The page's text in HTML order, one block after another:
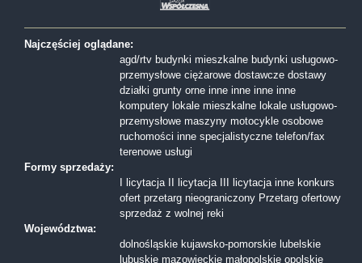
Najczęściej oglądane:
agd/rtv budynki mieszkalne budynki usługowo-
przemysłowe ciężarowe dostawcze dostawy
działki grunty orne inne inne inne inne
komputery lokale mieszkalne lokale usługowo-
przemysłowe maszyny motocykle osobowe
ruchomości inne specjalistyczne telefon/fax
terenowe usługi
Formy sprzedaży:
I licytacja
II licytacja III licytacja inne konkurs
ofert przetarg nieograniczony Przetarg ofertowy
sprzedaż z wolnej reki
Województwa:
dolnośląskie kujawsko-pomorskie lubelskie
lubuskie mazowieckie małopolskie opolskie